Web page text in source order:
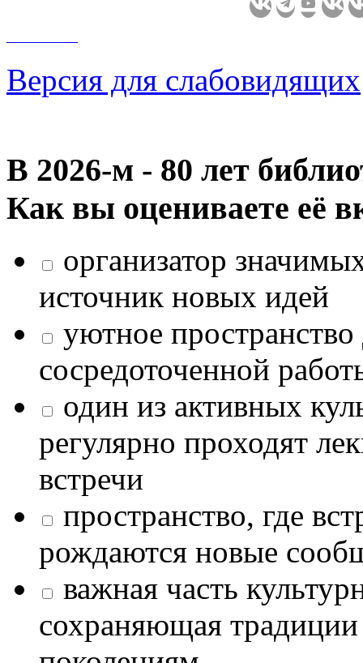
Версия для слабовидящих
В 2026‑м - 80 лет
Как вы оцениваете её
организатор
источник новых идей
уютное
сосредоточенной
один из активных
регулярно проходят
встречи
пространство, где
рождаются новые
важная часть
сохраняющая